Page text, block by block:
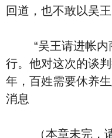
回道，也不敢以吴
“吴王请进帐内商
行。他对这次的谈
年，百姓需要休养
消息
（本章未完，请